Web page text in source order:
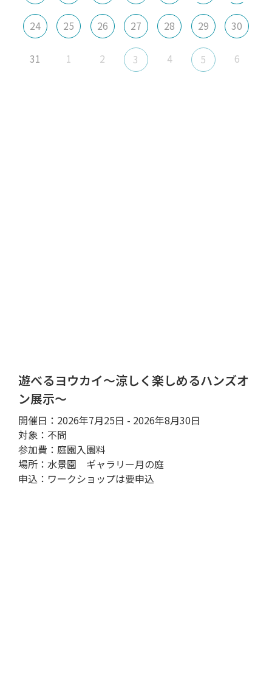
24 25 26 27 28 29 30
31 1 2 3 4 5 6
遊べるヨウカイ～涼しく楽しめるハンズオ
ン展示～
開催日：2026年7月25日 - 2026年8月30日
対象：不問
参加費：庭園入園料
場所：水景園 ギャラリー月の庭
申込：ワークショップは要申込